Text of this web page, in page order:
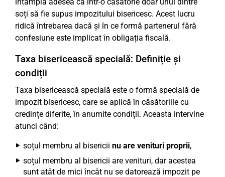
soți să fie supus impozitului bisericesc. Acest lucru
ridică întrebarea dacă și în ce formă partenerul fără
confesiune este implicat în obligația fiscală.
Taxa bisericească specială: Definiție și
condiții
Taxa bisericească specială este o formă specială de
impozit bisericesc, care se aplică în căsătoriile cu
credințe diferite, în anumite condiții. Aceasta intervine
atunci când:
soțul membru al bisericii nu are venituri proprii,
soțul membru al bisericii are venituri, dar acestea
sunt atât de mici încât nu se datorează impozit pe